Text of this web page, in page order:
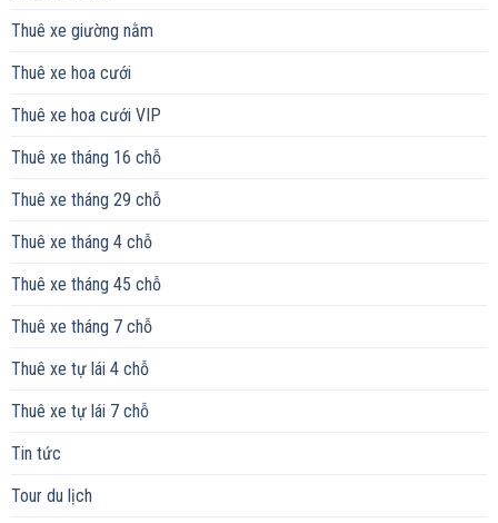
Thuê xe giường nằm
Thuê xe hoa cưới
Thuê xe hoa cưới VIP
Thuê xe tháng 16 chỗ
Thuê xe tháng 29 chỗ
Thuê xe tháng 4 chỗ
Thuê xe tháng 45 chỗ
Thuê xe tháng 7 chỗ
Thuê xe tự lái 4 chỗ
Thuê xe tự lái 7 chỗ
Tin tức
Tour du lịch